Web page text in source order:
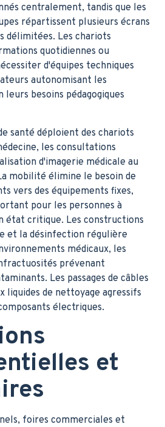
centralement, tandis que les
répartissent plusieurs écrans
délimitées. Les chariots
quotidiennes ou
d'équipes techniques
autonomisant les
besoins pédagogiques
santé déploient des chariots
les consultations
d'imagerie médicale au
mobilité élimine le besoin de
vers des équipements fixes,
pour les personnes à
état critique. Les constructions
et la désinfection régulière
médicaux, les
prévenant
Les passages de câbles
liquides de nettoyage agressifs
électriques.
et
foires commerciales et